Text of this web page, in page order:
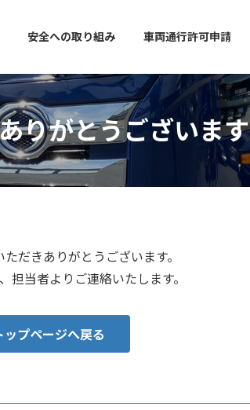
安全への取り組み 車両通行許可申請
りがとうございます
だきありがとうございます。
担当者よりご連絡いたします。
ップページへ戻る